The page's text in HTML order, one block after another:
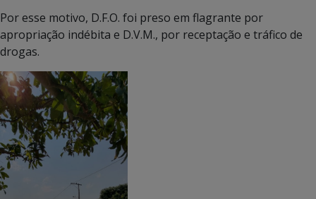
Por esse motivo, D.F.O. foi preso em flagrante por
apropriação indébita e D.V.M., por receptação e tráfico de
drogas.